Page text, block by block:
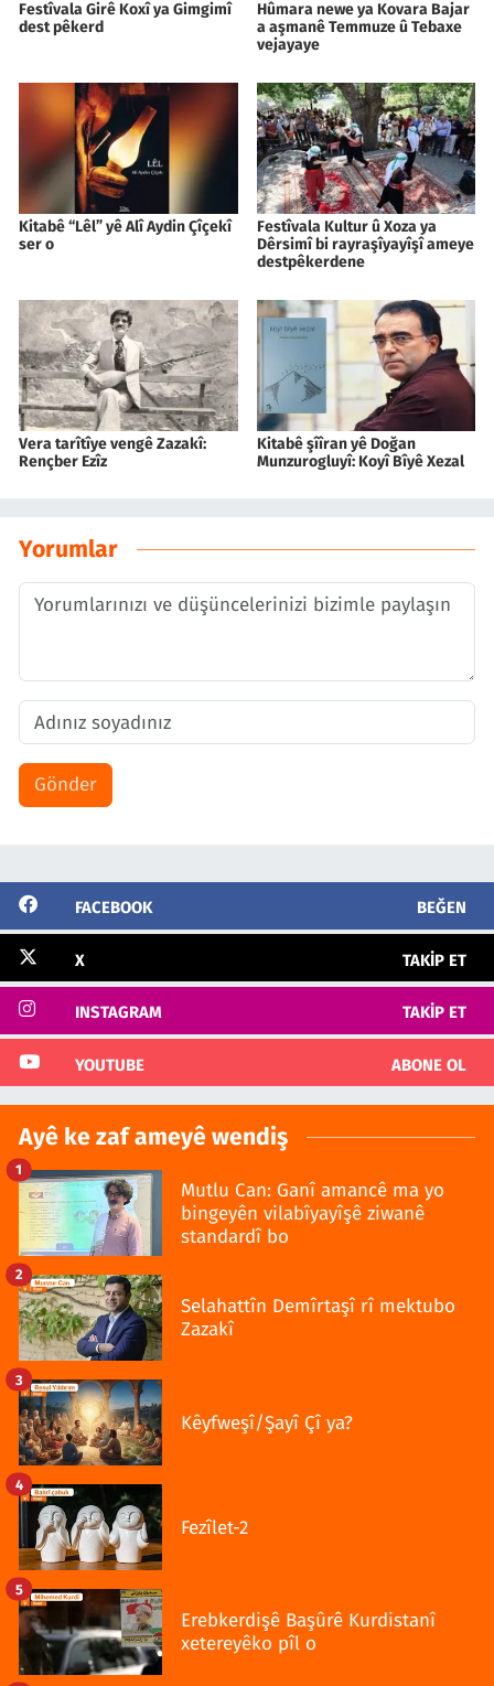
Festîvala Girê Koxî ya Gimgimî
dest pêkerd
Hûmara newe ya Kovara Bajar
a aşmanê Temmuze û Tebaxe
vejayaye
Kitabê “Lêl” yê Alî Aydin Çîçekî
ser o
Festîvala Kultur û Xoza ya
Dêrsimî bi rayraşîyayîşî ameye
destpêkerdene
Vera tarîtîye vengê Zazakî:
Rençber Ezîz
Kitabê şîîran yê Doğan
Munzurogluyî: Koyî Bîyê Xezal
Yorumlar
Gönder
FACEBOOK BEĞEN
X TAKIP ET
INSTAGRAM TAKIP ET
YOUTUBE ABONE OL
Ayê ke zaf ameyê wendiş
Mutlu Can: Ganî amancê ma yo
bingeyên vilabîyayîşê ziwanê
standardî bo
1
Selahattîn Demîrtaşî rî mektubo
Zazakî
2
Kêyfweşî/Şayî Çî ya?
3
Fezîlet-2
4
Erebkerdişê Başûrê Kurdistanî
xetereyêko pîl o
5